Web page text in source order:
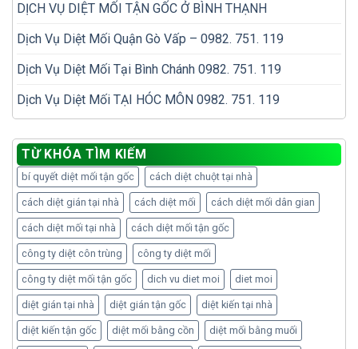
DỊCH VỤ DIỆT MỐI TẬN GỐC Ở BÌNH THẠNH
Dịch Vụ Diệt Mối Quận Gò Vấp – 0982. 751. 119
Dịch Vụ Diệt Mối Tại Bình Chánh 0982. 751. 119
Dịch Vụ Diệt Mối TẠI HÓC MÔN 0982. 751. 119
TỪ KHÓA TÌM KIẾM
bí quyết diệt mối tận gốc cách diệt chuột tại nhà
cách diệt gián tại nhà cách diệt mối cách diệt mối dân gian
cách diệt mối tại nhà cách diệt mối tận gốc
công ty diệt côn trùng công ty diệt mối
công ty diệt mối tận gốc dich vu diet moi diet moi
diệt gián tại nhà diệt gián tận gốc diệt kiến tại nhà
diệt kiến tận gốc diệt mối bằng cồn diệt mối bằng muối